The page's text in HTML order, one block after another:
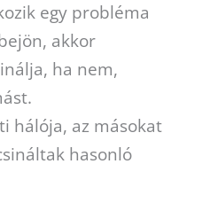
egy probléma
akkor
ha nem,
hálója, az másokat
hasonló